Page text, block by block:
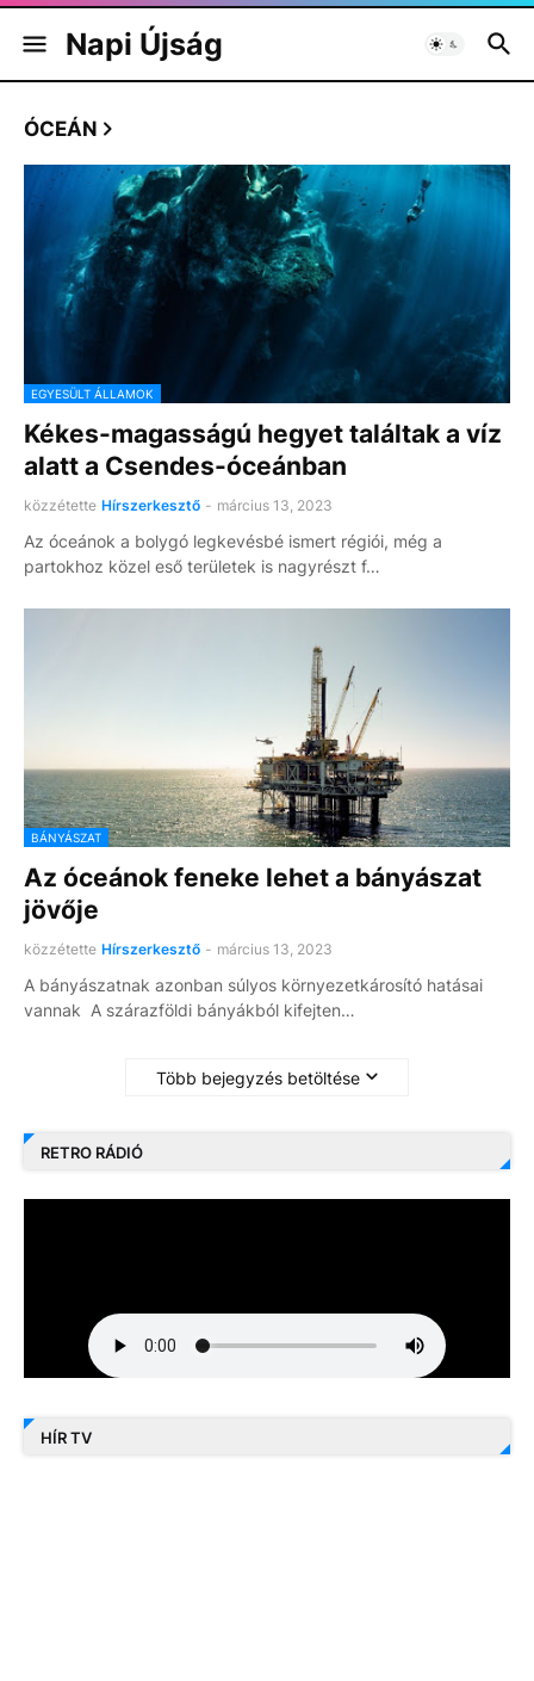
Napi Újság
ÓCEÁN
EGYESÜLT ÁLLAMOK
Kékes-magasságú hegyet találtak a víz
alatt a Csendes-óceánban
közzétette Hírszerkesztő - március 13, 2023
Az óceánok a bolygó legkevésbé ismert régiói, még a
partokhoz közel eső területek is nagyrészt f…
BÁNYÁSZAT
Az óceánok feneke lehet a bányászat
jövője
közzétette Hírszerkesztő - március 13, 2023
A bányászatnak azonban súlyos környezetkárosító hatásai
vannak A szárazföldi bányákból kifejten…
Több bejegyzés betöltése
RETRO RÁDIÓ
HÍR TV